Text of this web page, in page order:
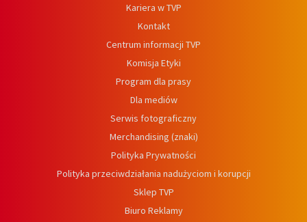
Kariera w TVP
Kontakt
Centrum informacji TVP
Komisja Etyki
Program dla prasy
Dla mediów
Serwis fotograficzny
Merchandising (znaki)
Polityka Prywatności
Polityka przeciwdziałania nadużyciom i korupcji
Sklep TVP
Biuro Reklamy